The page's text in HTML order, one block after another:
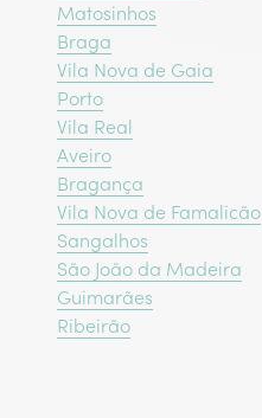
Matosinhos
Braga
Vila Nova de Gaia
Porto
Vila Real
Aveiro
Bragança‎
Vila Nova de Famalicão
Sangalhos
São João da Madeira
Guimarães
Ribeirão